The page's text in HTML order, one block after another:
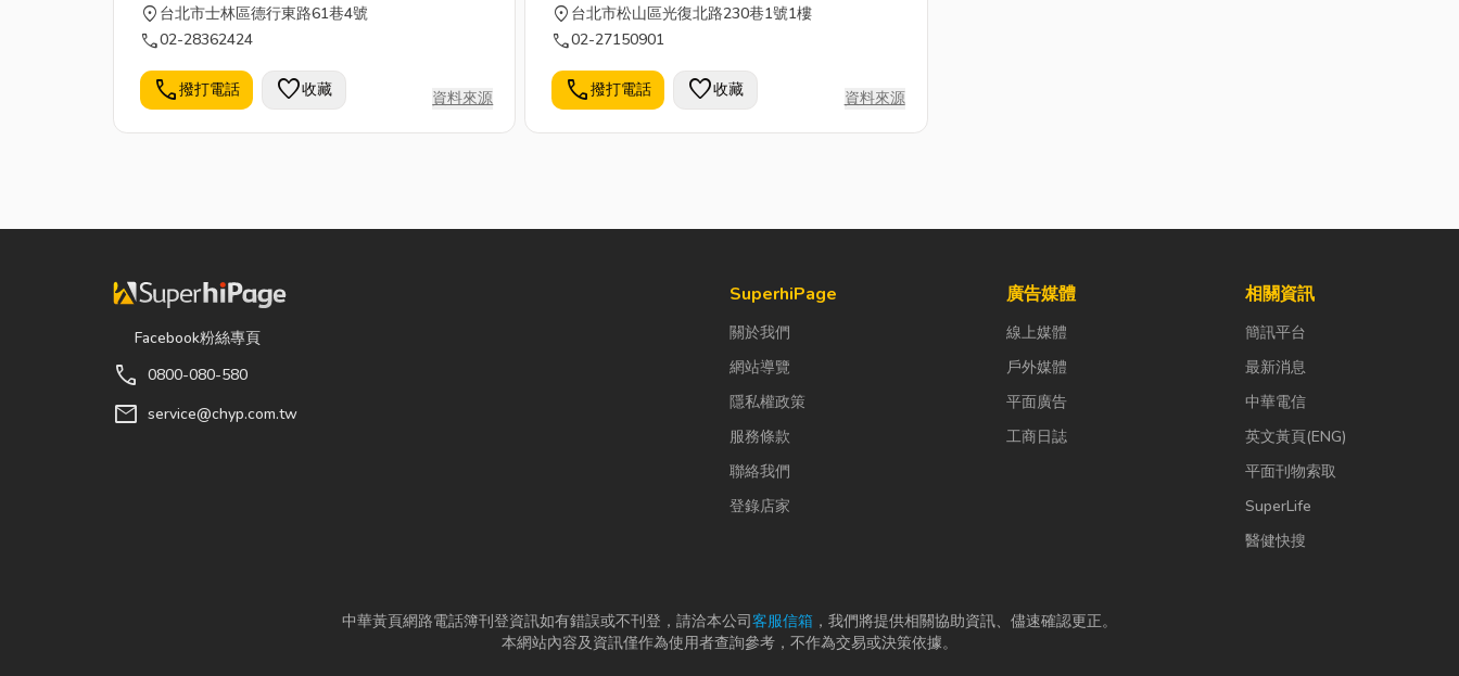
location_on 台北市士林區德行東路61巷4號
call02-28362424
call撥打電話 favorite收藏 資料來源
location_on 台北市松山區光復北路230巷1號1樓
call02-27150901
call撥打電話 favorite收藏 資料來源
Facebook粉絲專頁
call 0800-080-580
mail service@chyp.com.tw
SuperhiPage
關於我們
網站導覽
隱私權政策
服務條款
聯絡我們
登錄店家
廣告媒體
線上媒體
戶外媒體
平面廣告
工商日誌
相關資訊
簡訊平台
最新消息
中華電信
英文黃頁(ENG)
平面刊物索取
SuperLife
醫健快搜
中華黃頁網路電話簿刊登資訊如有錯誤或不刊登，請洽本公司客服信箱 ，我們將提供相關協助資訊、儘速確認更正。
本網站內容及資訊僅作為使用者查詢參考，不作為交易或決策依據。